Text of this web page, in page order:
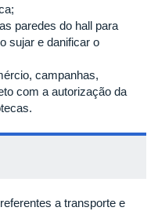
paredes do hall para
sujar e danificar o
campanhas,
com a autorização da
a transporte e